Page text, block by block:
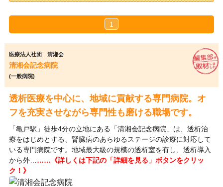
1
医療法人社団 清湘会
清湘会記念病院
(一般病院)
透析医療を中心に、地域に貢献する専門病院。オ
フを充実させながら専門性も磨ける職場です。
「亀戸駅」徒歩4分の立地にある「清湘会記念病院」は、透析治
療をはじめとする、腎臓病のあらゆるステージの診療に対応して
いる専門病院です。地域最大級の規模の透析室を有し、透析導入
から外… ……《詳しくは下記の「詳細を見る」ボタンをクリッ
ク！》